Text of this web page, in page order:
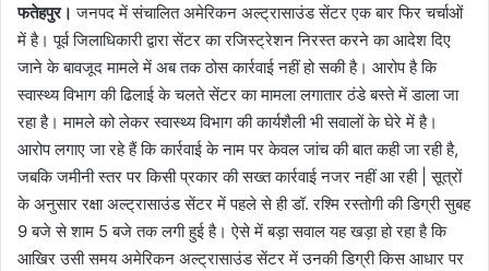
फतेहपुर। जनपद में संचालित अमेरिकन अल्ट्रासाउंड सेंटर एक बार फिर चर्चाओं
में है। पूर्व जिलाधिकारी द्वारा सेंटर का रजिस्ट्रेशन निरस्त करने का आदेश दिए
जाने के बावजूद मामले में अब तक ठोस कार्रवाई नहीं हो सकी है। आरोप है कि
स्वास्थ्य विभाग की ढिलाई के चलते सेंटर का मामला लगातार ठंडे बस्ते में डाला जा
रहा है। मामले को लेकर स्वास्थ्य विभाग की कार्यशैली भी सवालों के घेरे में है।
आरोप लगाए जा रहे हैं कि कार्रवाई के नाम पर केवल जांच की बात कही जा रही है,
जबकि जमीनी स्तर पर किसी प्रकार की सख्त कार्रवाई नजर नहीं आ रही | सूत्रों
के अनुसार रक्षा अल्ट्रासाउंड सेंटर में पहले से ही डॉ. रश्मि रस्तोगी की डिग्री सुबह
9 बजे से शाम 5 बजे तक लगी हुई है। ऐसे में बड़ा सवाल यह खड़ा हो रहा है कि
आखिर उसी समय अमेरिकन अल्ट्रासाउंड सेंटर में उनकी डिग्री किस आधार पर